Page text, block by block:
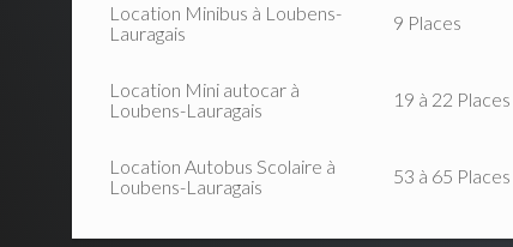
Location Minibus à Loubens-
Lauragais
9 Places
Location Mini autocar à
Loubens-Lauragais
19 à 22 Places
Location Autobus Scolaire à
Loubens-Lauragais
53 à 65 Places